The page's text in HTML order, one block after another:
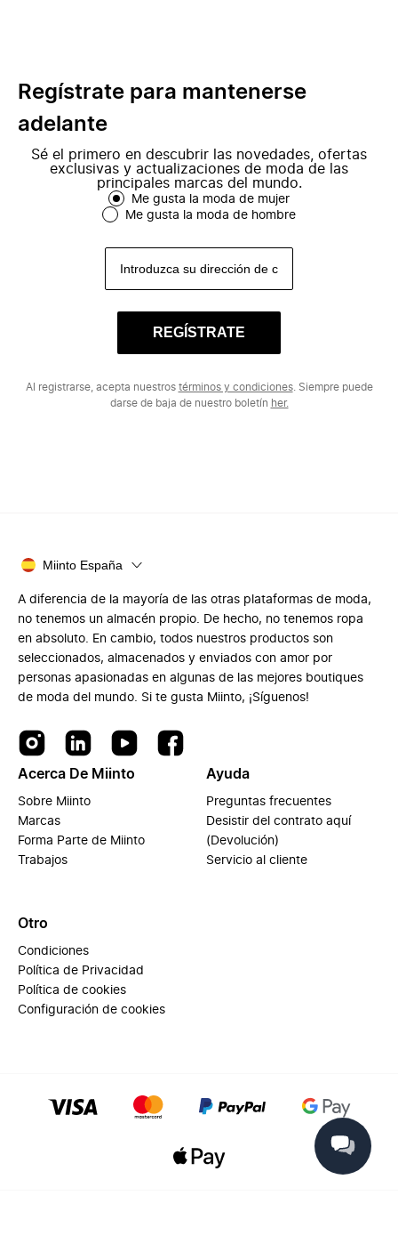
Regístrate para mantenerse
adelante
Sé el primero en descubrir las novedades, ofertas
exclusivas y actualizaciones de moda de las
principales marcas del mundo.
Me gusta la moda de mujer
Me gusta la moda de hombre
REGÍSTRATE
Al registrarse, acepta nuestros términos y condiciones. Siempre puede
darse de baja de nuestro boletín her.
Miinto España
A diferencia de la mayoría de las otras plataformas de moda,
no tenemos un almacén propio. De hecho, no tenemos ropa
en absoluto. En cambio, todos nuestros productos son
seleccionados, almacenados y enviados con amor por
personas apasionadas en algunas de las mejores boutiques
de moda del mundo. Si te gusta Miinto, ¡Síguenos!
Acerca De Miinto
Sobre Miinto
Marcas
Forma Parte de Miinto
Trabajos
Ayuda
Preguntas frecuentes
Desistir del contrato aquí
(Devolución)
Servicio al cliente
Otro
Condiciones
Política de Privacidad
Política de cookies
Configuración de cookies